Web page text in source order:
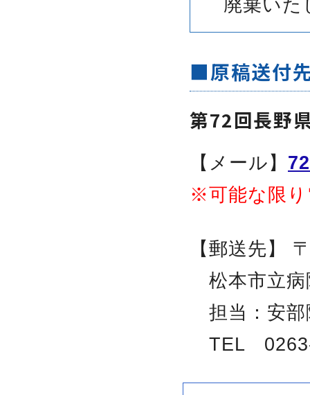
廃棄いた
■原稿送付
第72回長野
【メール】
※可能な限り
【郵送先】
松本市立
担当：安部
TEL 0263-